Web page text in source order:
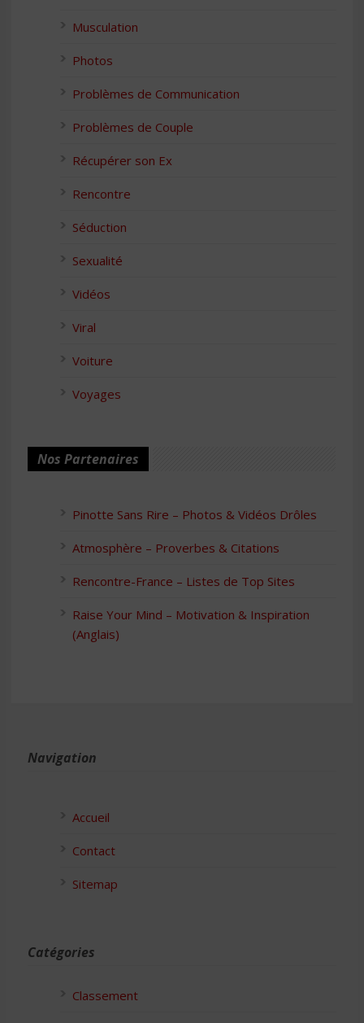
Musculation
Photos
Problèmes de Communication
Problèmes de Couple
Récupérer son Ex
Rencontre
Séduction
Sexualité
Vidéos
Viral
Voiture
Voyages
Nos Partenaires
Pinotte Sans Rire – Photos & Vidéos Drôles
Atmosphère – Proverbes & Citations
Rencontre-France – Listes de Top Sites
Raise Your Mind – Motivation & Inspiration
(Anglais)
Navigation
Accueil
Contact
Sitemap
Catégories
Classement